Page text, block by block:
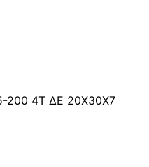
200 4T ΔΕ 20Χ30Χ7